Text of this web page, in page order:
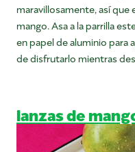
maravillosamente, así que
mango. Asa a la parrilla
en papel de aluminio para
de disfrutarlo mientras
lanzas de